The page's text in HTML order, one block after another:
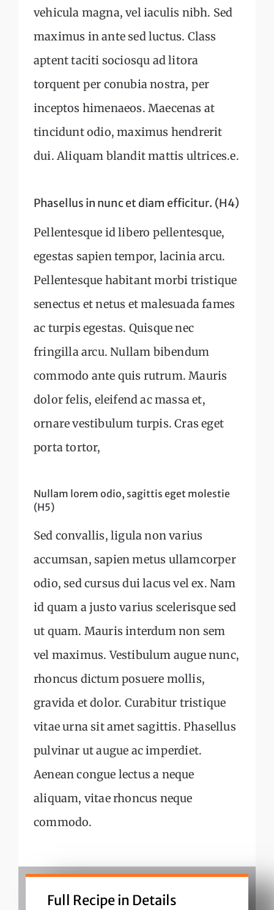
vehicula magna, vel iaculis nibh. Sed
maximus in ante sed luctus. Class
aptent taciti sociosqu ad litora
torquent per conubia nostra, per
inceptos himenaeos. Maecenas at
tincidunt odio, maximus hendrerit
dui. Aliquam blandit mattis ultrices.e.
Phasellus in nunc et diam efficitur. (H4)
Pellentesque id libero pellentesque,
egestas sapien tempor, lacinia arcu.
Pellentesque habitant morbi tristique
senectus et netus et malesuada fames
ac turpis egestas. Quisque nec
fringilla arcu. Nullam bibendum
commodo ante quis rutrum. Mauris
dolor felis, eleifend ac massa et,
ornare vestibulum turpis. Cras eget
porta tortor,
Nullam lorem odio, sagittis eget molestie
(H5)
Sed convallis, ligula non varius
accumsan, sapien metus ullamcorper
odio, sed cursus dui lacus vel ex. Nam
id quam a justo varius scelerisque sed
ut quam. Mauris interdum non sem
vel maximus. Vestibulum augue nunc,
rhoncus dictum posuere mollis,
gravida et dolor. Curabitur tristique
vitae urna sit amet sagittis. Phasellus
pulvinar ut augue ac imperdiet.
Aenean congue lectus a neque
aliquam, vitae rhoncus neque
commodo.
Full Recipe in Details